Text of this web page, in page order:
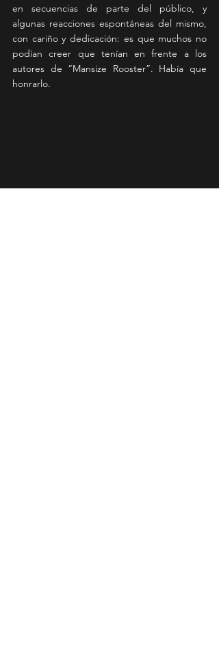
en secuencias de parte del público, y
algunas reacciones espontáneas del mismo,
con cariño y dedicación: es que muchos no
podían creer que tenían en frente a los
autores de “Mansize Rooster”. Había que
honrarlo.